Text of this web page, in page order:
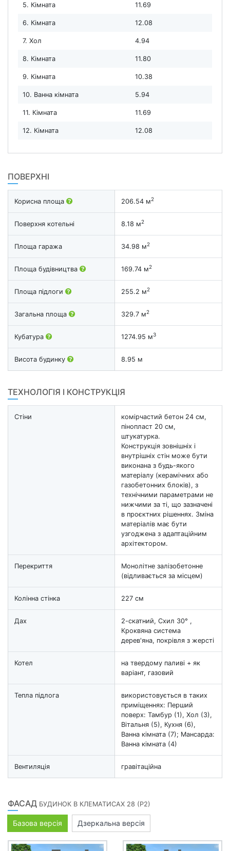
5. Кімната 11.69
6. Кімната 12.08
7. Хол 4.94
8. Кімната 11.80
9. Кімната 10.38
10. Ванна кімната 5.94
11. Кімната 11.69
12. Кімната 12.08
ПОВЕРХНІ
Корисна площа 206.54 м2
Поверхня котельні 8.18 м2
Площа гаража 34.98 м2
Площа будівництва 169.74 м2
Площа підлоги 255.2 м2
Загальна площа 329.7 м2
Кубатура 1274.95 м3
Висота будинку 8.95 м
ТЕХНОЛОГІЯ І КОНСТРУКЦІЯ
Стіни
комірчастий бетон 24 см,
пінопласт 20 см,
штукатурка.
Конструкція зовнішніх і
внутрішніх стін може бути
виконана з будь-якого
матеріалу (керамічних або
газобетонних блоків), з
технічними параметрами не
нижчими за ті, що зазначені
в проєктних рішеннях. Зміна
матеріалів має бути
узгоджена з адаптаційним
архітектором.
Перекриття
Монолітне залізобетонне
(відливається за місцем)
Колінна стінка 227 см
Дах
2-скатний, Схил 30° ,
Кроквяна система
дерев'яна, покрівля з жерсті
Котел
на твердому паливі + як
варіант, газовий
Тепла підлога
використовується в таких
приміщеннях: Перший
поверх: Тамбур (1), Хол (3),
Вітальня (5), Кухня (6),
Ванна кімната (7); Мансарда:
Ванна кімната (4)
Вентиляція гравітаційна
ФАСАД БУДИНОК В КЛЕМАТИСАХ 28 (Р2)
Базова версія Дзеркальна версія